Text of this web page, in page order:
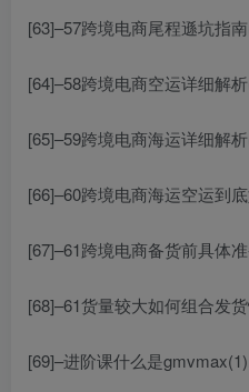
[63]–57跨境电商尾程遜坑指
[64]–58跨境电商空运详细解
[65]–59跨境电商海运详细解
[66]–60跨境电商海运空运到
[67]–61跨境电商备货前具体
[68]–61货量较大如何组合发
[69]–进阶课什么是